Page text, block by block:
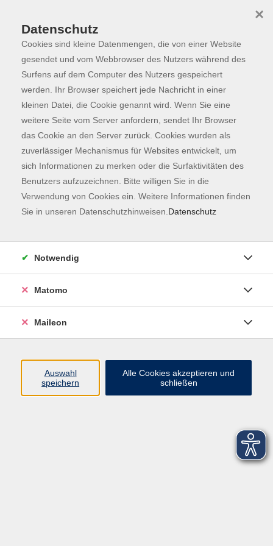
Skip to main content
Programm
Der Kurs konnte nicht gefunden werden.
Kontaktformular
Impressum
AGB
Datenschutzerklärung
Datenschutz
Cookies sind kleine Datenmengen, die von einer Website
gesendet und vom Webbrowser des Nutzers während des
Surfens auf dem Computer des Nutzers gespeichert
werden. Ihr Browser speichert jede Nachricht in einer
kleinen Datei, die Cookie genannt wird. Wenn Sie eine
weitere Seite vom Server anfordern, sendet Ihr Browser
das Cookie an den Server zurück. Cookies wurden als
zuverlässiger Mechanismus für Websites entwickelt, um
sich Informationen zu merken oder die Surfaktivitäten des
Benutzers aufzuzeichnen. Bitte willigen Sie in die
Verwendung von Cookies ein. Weitere Informationen finden
Sie in unseren Datenschutzhinweisen. Datenschutz
×
Notwendig
Matomo
Maileon
Auswahl
speichern
Alle Cookies akzeptieren und
schließen